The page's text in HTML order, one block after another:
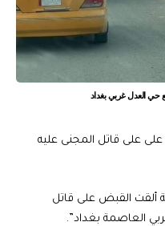
العدل غربي بغداد
على على قاتل المجنى عليه
ألقت القبض على قاتل
العاصمة بغداد”.